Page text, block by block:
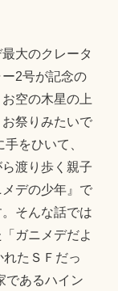
大のクレータ
2号が記念の
空の木星の上
祭りみたいで
をひいて、
渡り歩く親子
デの少年』で
そんな話では
ガニメデだよ
たＳＦだっ
であるハイン